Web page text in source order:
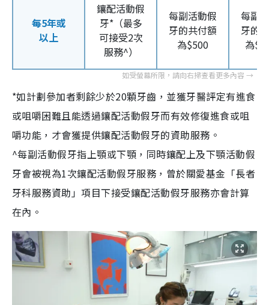
每5年或
以上
鑲配活動假
牙*（最多
可接受2次
服務^）
每副活動假
牙的共付額
為$500
每副
牙的
為
*如計劃參加者剩餘少於20顆牙齒，並獲牙醫評定有進食
或咀嚼困難且能透過鑲配活動假牙而有效修復進食或咀
嚼功能，才會獲提供鑲配活動假牙的資助服務。
^每副活動假牙指上顎或下顎，同時鑲配上及下顎活動假
牙會被視為1次鑲配活動假牙服務，曾於關愛基金「長者
牙科服務資助」項目下接受鑲配活動假牙服務亦會計算
在內。